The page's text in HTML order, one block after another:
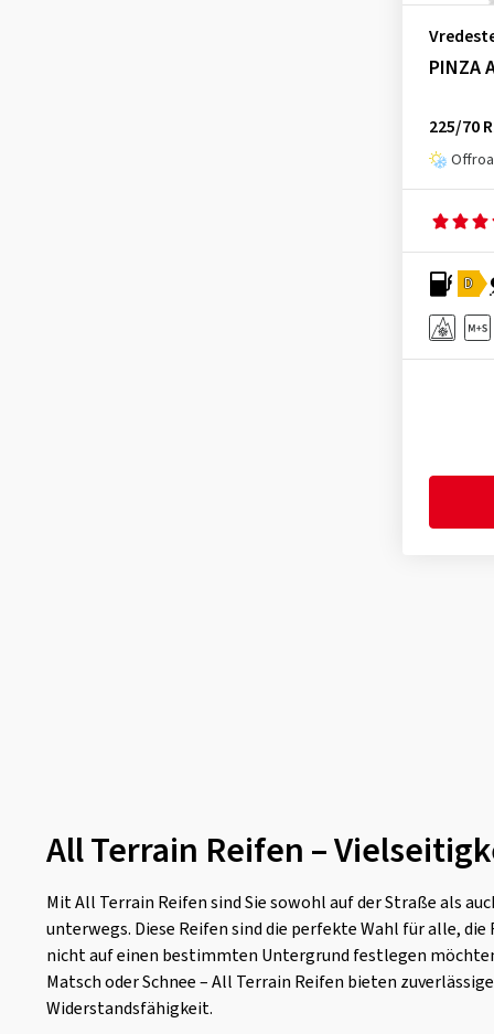
PINZA
225/70
D
All Terrain Reifen –
Mit All Terrain Reifen sind Sie sowohl auf der Straße als
unterwegs. Diese Reifen sind die perfekte Wahl für alle,
nicht auf einen bestimmten Untergrund festlegen
Matsch oder Schnee – All Terrain Reifen bieten
Widerstandsfähigkeit.